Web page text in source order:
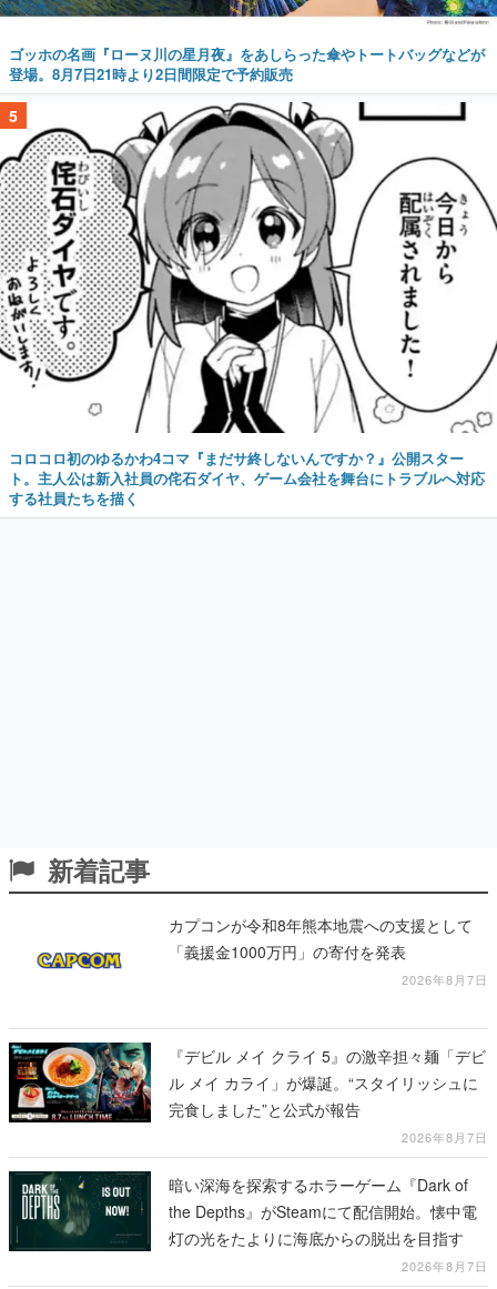
ゴッホの名画『ローヌ川の星月夜』をあしらった傘やトートバッグなどが
登場。8月7日21時より2日間限定で予約販売
5
コロコロ初のゆるかわ4コマ『まだサ終しないんですか？』公開スター
ト。主人公は新入社員の侘石ダイヤ、ゲーム会社を舞台にトラブルへ対応
する社員たちを描く
新着記事
カプコンが令和8年熊本地震への支援として
「義援金1000万円」の寄付を発表
2026年8月7日
『デビル メイ クライ 5』の激辛担々麺「デビ
ル メイ カライ」が爆誕。“スタイリッシュに
完食しました”と公式が報告
2026年8月7日
暗い深海を探索するホラーゲーム『Dark of
the Depths』がSteamにて配信開始。懐中電
灯の光をたよりに海底からの脱出を目指す
2026年8月7日